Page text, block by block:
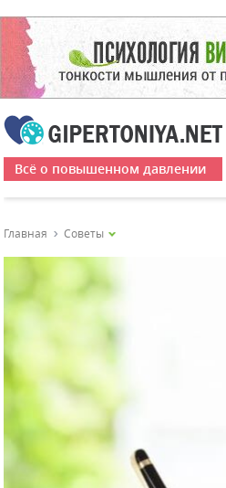
Всё о повышенном давлении
Главная Советы